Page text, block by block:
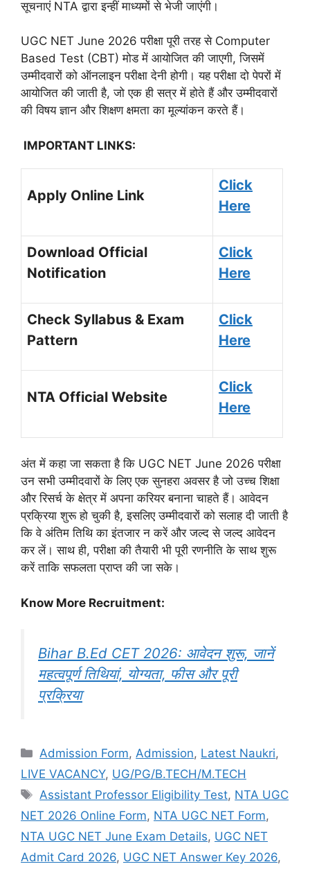
सूचनाएं NTA द्वारा इन्हीं माध्यमों से भेजी जाएंगी।
UGC NET June 2026 परीक्षा पूरी तरह से Computer
Based Test (CBT) मोड में आयोजित की जाएगी, जिसमें
उम्मीदवारों को ऑनलाइन परीक्षा देनी होगी। यह परीक्षा दो पेपरों में
आयोजित की जाती है, जो एक ही सत्र में होते हैं और उम्मीदवारों
की विषय ज्ञान और शिक्षण क्षमता का मूल्यांकन करते हैं।
IMPORTANT LINKS:
Apply Online Link
Click
Here
Download Official
Notification
Click
Here
Check Syllabus & Exam
Pattern
Click
Here
NTA Official Website
Click
Here
अंत में कहा जा सकता है कि UGC NET June 2026 परीक्षा
उन सभी उम्मीदवारों के लिए एक सुनहरा अवसर है जो उच्च शिक्षा
और रिसर्च के क्षेत्र में अपना करियर बनाना चाहते हैं। आवेदन
प्रक्रिया शुरू हो चुकी है, इसलिए उम्मीदवारों को सलाह दी जाती है
कि वे अंतिम तिथि का इंतजार न करें और जल्द से जल्द आवेदन
कर लें। साथ ही, परीक्षा की तैयारी भी पूरी रणनीति के साथ शुरू
करें ताकि सफलता प्राप्त की जा सके।
Know More Recruitment:
Bihar B.Ed CET 2026: आवेदन शुरू, जानें
महत्वपूर्ण तिथियां, योग्यता, फीस और पूरी
प्रक्रिया
Admission Form,Admission, Latest Naukri,
LIVE VACANCY, UG/PG/B.TECH/M.TECH
Assistant Professor Eligibility Test, NTA UGC
NET 2026 Online Form, NTA UGC NET Form,
NTA UGC NET June Exam Details, UGC NET
Admit Card 2026, UGC NET Answer Key 2026,